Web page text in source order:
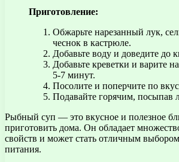
Приготовление:
Обжарьте нарезанный лук,
чеснок в кастрюле.
Добавьте воду и доведите до
Добавьте креветки и варите
5-7 минут.
Посолите и поперчите по
Подавайте горячим, посыпав
Рыбный суп — это вкусное и полезное
приготовить дома. Он обладает
свойств и может стать отличным
питания.